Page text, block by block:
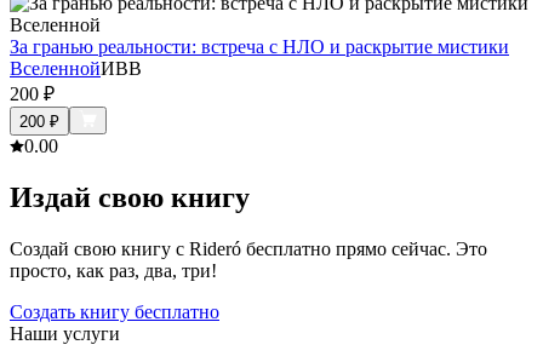
За гранью реальности: встреча с НЛО и раскрытие мистики
ВселеннойИВВ
200 ₽
200 ₽
0.00
Издай свою книгу
Создай свою книгу с Rideró бесплатно прямо сейчас. Это
просто, как раз, два, три!
Создать книгу бесплатно
Наши услуги